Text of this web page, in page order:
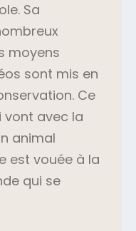
Sa
moyens
sont mis en
Ce
vont avec la
animal
est vouée à la
qui se